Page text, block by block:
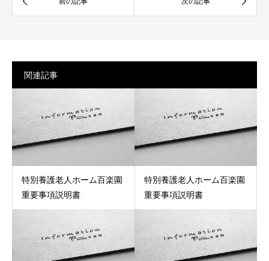
関連記事
特別養護老人ホーム百楽園
重要事項説明書
特別養護老人ホーム百楽園
重要事項説明書